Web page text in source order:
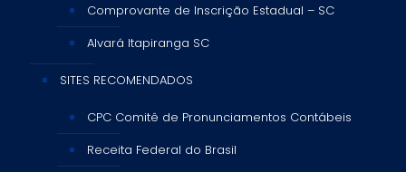
Comprovante de Inscrição Estadual – SC
Alvará Itapiranga SC
SITES RECOMENDADOS
CPC Comitê de Pronunciamentos Contábeis
Receita Federal do Brasil